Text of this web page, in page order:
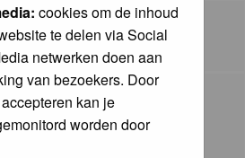
cookies om de inhoud
te delen via Social
netwerken doen aan
van bezoekers. Door
kan je
worden door